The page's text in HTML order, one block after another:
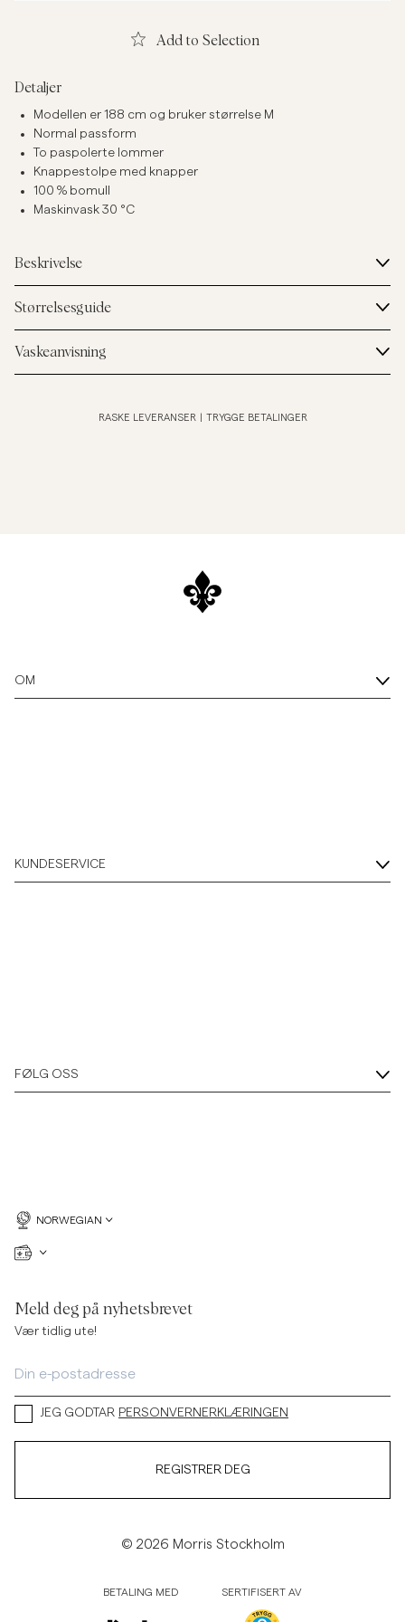
Add to Selection
Detaljer
Modellen er 188 cm og bruker størrelse M
Normal passform
To paspolerte lommer
Knappestolpe med knapper
100 % bomull
Maskinvask 30 °C
Beskrivelse
Størrelsesguide
Vaskeanvisning
RASKE LEVERANSER TRYGGE BETALINGER
OM
KUNDESERVICE
FØLG OSS
NORWEGIAN
Meld deg på nyhetsbrevet
Vær tidlig ute!
JEG GODTAR PERSONVERNERKLÆRINGEN
REGISTRER DEG
© 2026 Morris Stockholm
BETALING MED SERTIFISERT AV